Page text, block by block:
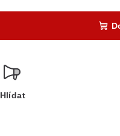
Hlídat